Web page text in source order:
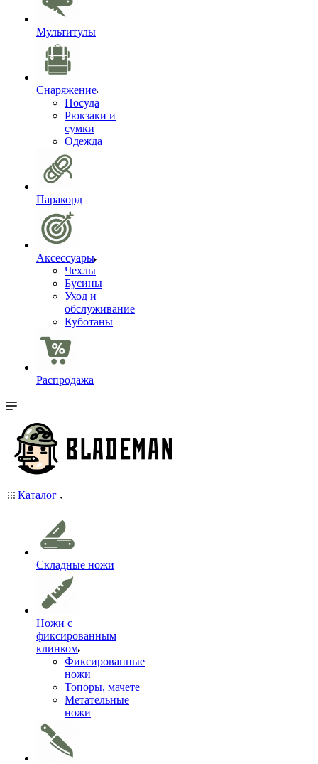
Мультитулы
Снаряжение
Посуда
Рюкзаки и
сумки
Одежда
Паракорд
Аксессуары
Чехлы
Бусины
Уход и
обслуживание
Куботаны
Распродажа
Каталог
Складные ножи
Ножи с
фиксированным
клинком
Фиксированные
ножи
Топоры, мачете
Метательные
ножи